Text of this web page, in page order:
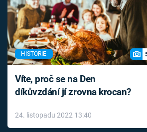
HISTORIE
Víte, proč se na Den
díkůvzdání jí zrovna krocan?
24. listopadu 2022 13:40